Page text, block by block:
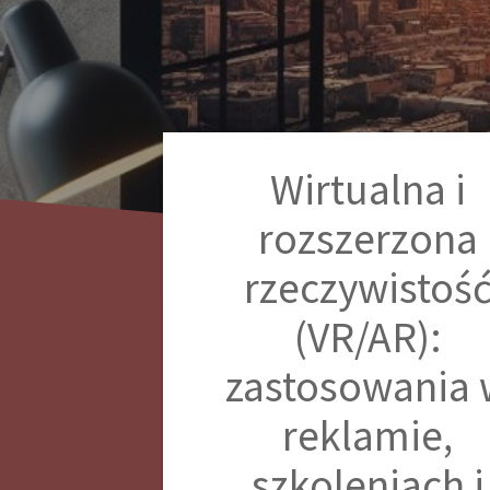
Wirtualna i
rozszerzona
(VR/AR):
zastosowania
reklamie,